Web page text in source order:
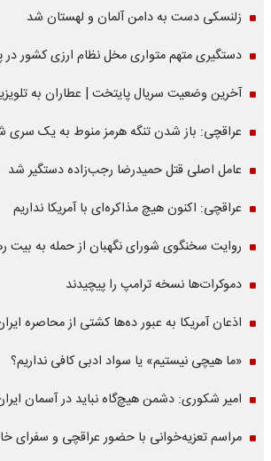
زلنسکی دست به دامن آلمان و لهستان شد
دستگیری متهم متواری مخل نظام ارزی کشور در
آخرین وضعیت سریال پایتخت | عطاران به
عراقچی: باز شدن تنگه هرمز منوط به یک
عامل اصلی قتل حمیدرضا رجب‌زاده دستگیر شد
عراقچی: اکنون هیچ مذاکره‌ای با آمریکا نداریم
روایت سخنگوی شورای نگهبان از حمله به بیت
دموکرات‌ها نسخه ترامپ را پیچیدند
اذعان آمریکا به عبور ده‌ها کشتی از محاصره
«ما هیچی نیستیم» یا سواد ادبی کافی نداریم؟
امیر شکوری: دشمن هیچ‌گاه نباید در آسمان
مراسم تعزیه‌خوانی با حضور عراقچی و سفرای